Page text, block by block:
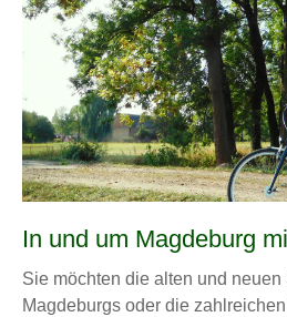
In und um Magdeburg
Sie möchten die alten und
Magdeburgs oder die